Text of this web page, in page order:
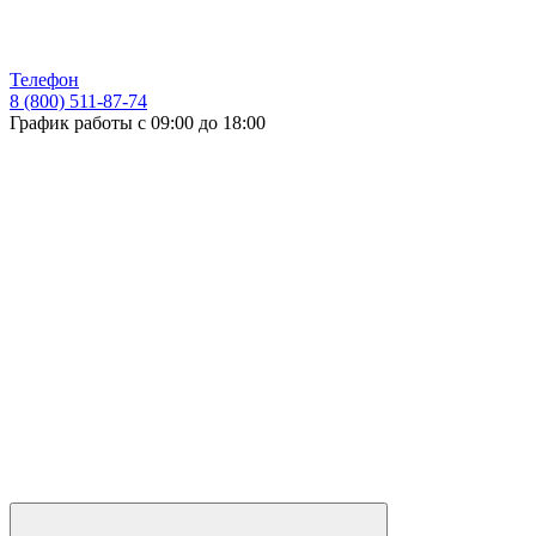
Телефон
8 (800) 511-87-74
График работы с 09:00 до 18:00